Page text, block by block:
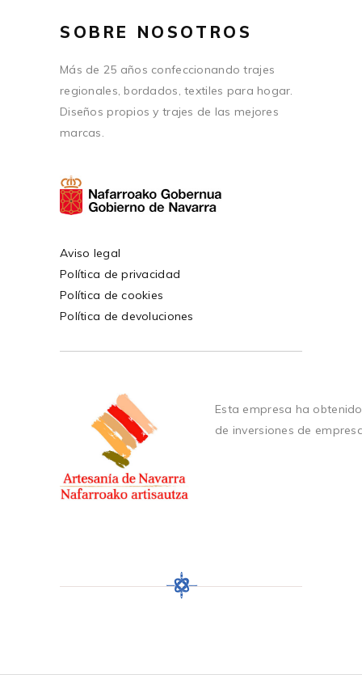
SOBRE NOSOTROS
Más de 25 años confeccionando trajes
regionales, bordados, textiles para hogar.
Diseños propios y trajes de las mejores
marcas.
Aviso legal
Política de privacidad
Política de cookies
Política de devoluciones
Esta empresa ha
de inversiones de